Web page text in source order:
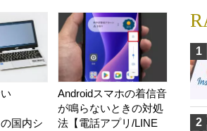
の国内シ
Androidスマホの着信音
が鳴らないときの対処
法【電話アプリ/LINE
1
2